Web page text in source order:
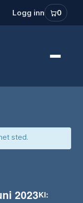
Logg inn 0
sted.
2023Kl: